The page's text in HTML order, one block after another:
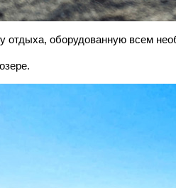
отдыха, оборудованную всем